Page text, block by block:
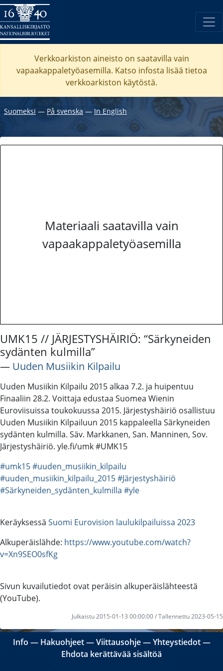
Verkkoarkiston aineisto on saatavilla vain
vapaakappaletyöasemilla. Katso infosta lisää tietoa
verkkoarkiston käytöstä.
Suomeksi ― På svenska ― In English
Materiaali saatavilla vain
vapaakappaletyöasemilla
UMK15 // JÄRJESTYSHÄIRIÖ: “Särkyneiden
sydänten kulmilla”
― Uuden Musiikin Kilpailu
Uuden Musiikin Kilpailu 2015 alkaa 7.2. ja huipentuu
Finaaliin 28.2. Voittaja edustaa Suomea Wienin
Euroviisuissa toukokuussa 2015. Järjestyshäiriö osallistuu
Uuden Musiikin Kilpailuun 2015 kappaleella Särkyneiden
sydänten kulmilla. Säv. Markkanen, San. Manninen, Sov.
Järjestyshäiriö. yle.fi/umk #UMK15
#umk15#uuden_musiikin_kilpailu
#uuden_musiikin_kilpailu_2015#Järjestyshäiriö
#Särkyneiden_sydänten_kulmilla #yle
Keräyksessä Suomi Eurovision laulukilpailuissa 2023
Alkuperäislähde: https://www.youtube.com/watch?
v=Xn9SEO0sfKg
Sivun kuvailutiedot ovat peräisin alkuperäislähteestä
(YouTube).
Julkaistu 2015-01-13 00:00:00 / Tallennettu 2023-05-15
Info ― Hakuohjeet―Viittausohje―Yhteystiedot―
Ehdota kerättävää sisältöä